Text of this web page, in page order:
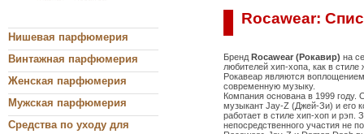
Нишевая парфюмерия
Винтажная парфюмерия
Женская парфюмерия
Мужская парфюмерия
Средства по уходу для
Rocawear:
Бренд Rocawear (Рокавир) на
любителей хип-хопа, как в
Рокавеар являются
современную музыку.
Компания основана в 1999 году.
музыкант Jay-Z (Джей-Зи) и его
работает в стиле хип-хоп и рэп.
непосредственного участия не